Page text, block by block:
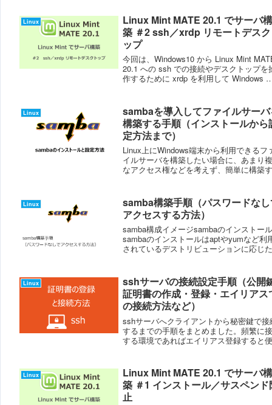
Linux
Linux Mint MATE 20.1 でサーバ
築 ＃2 ssh／xrdp リモートデス
ップ
今回は、Windows10 から Linux Mint
20.1 への ssh での接続やデスクトップを
作するために xrdp を利用して Windows
Linux
sambaを導入してファイルサー
構築する手順（インストールから
定方法まで）
Linux上にWindows端末から利用できるフ
イルサーバを構築したい場合に、あまり
なアクセス権などを考えず、簡単に構築
事を参考にしてください。構...
Linux
samba構築手順（パスワードな
アクセスする方法）
samba構成イメージsambaのインストー
sambaのインストールはaptやyumなど利
されているデストリビューションに応じ
Linux
sshサーバの接続設定手順（公開
証明書の作成・登録・エイリアス
の接続方法など）
sshサーバへクライアントから秘密鍵で接
するまでの手順をまとめました。頻繁に
する環境であればエイリアス登録すると
ントキーペアを作成する2クライアントサ
Linux
Linux Mint MATE 20.1 でサーバ
築 ＃1 インストール／サスペンド
止